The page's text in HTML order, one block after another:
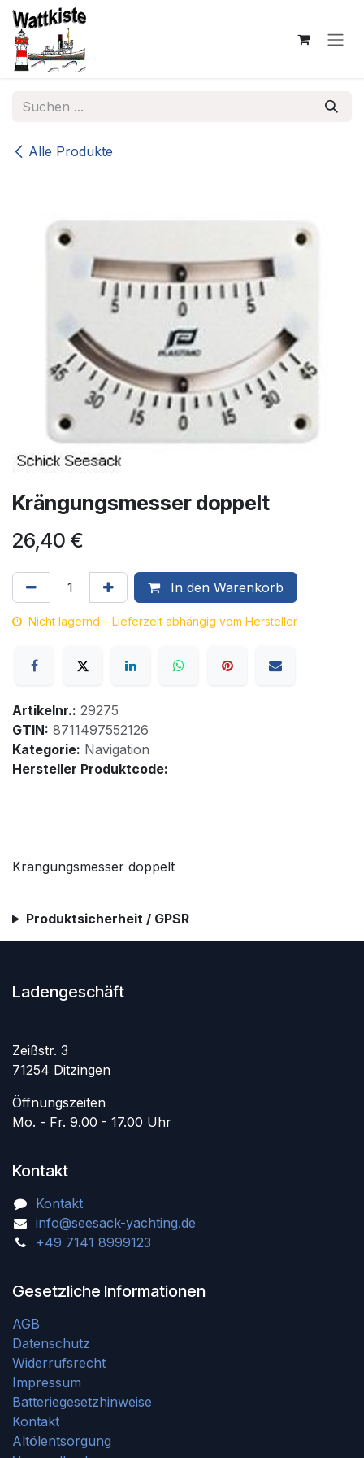
Zum Inhalt springen
Alle Produkte
Krängungsmesser doppelt
26,40 €
In den Warenkorb
Nicht lagernd – Lieferzeit abhängig vom Hersteller
Artikelnr.: 29275
GTIN: 8711497552126
Kategorie: Navigation
Hersteller Produktcode:
Krängungsmesser doppelt
Produktsicherheit / GPSR
Ladengeschäft
Zeißstr. 3
71254 Ditzingen
Öffnungszeiten
Mo. - Fr. 9.00 - 17.00 Uhr
Kontakt
Kontakt
info@seesack-yachting.de
+49 7141 8999123
Gesetzliche Informationen
AGB
Datenschutz
Widerrufsrecht
Impressum
Batteriegesetzhinweise
Kontakt
Altölentsorgung